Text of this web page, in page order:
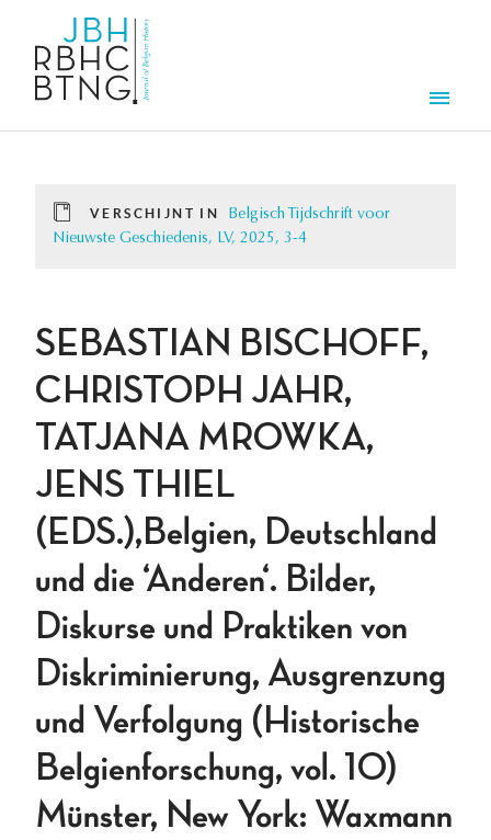
VERSCHIJNT IN
Belgisch Tijdschrift voor
Nieuwste Geschiedenis, LV, 2025, 3-4
SEBASTIAN BISCHOFF,
CHRISTOPH JAHR,
TATJANA MROWKA,
JENS THIEL
(EDS.),Belgien, Deutschland
und die ‘Anderen‘. Bilder,
Diskurse und Praktiken von
Diskriminierung, Ausgrenzung
und Verfolgung (Historische
Belgienforschung, vol. 10)
Münster, New York: Waxmann